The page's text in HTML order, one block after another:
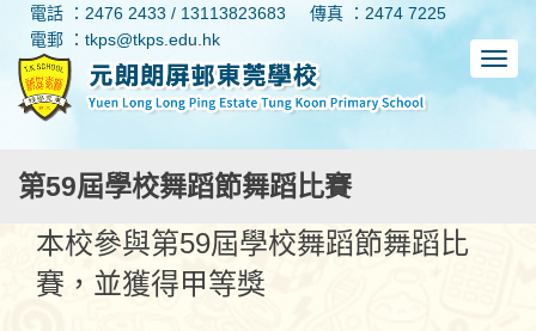
電話 ：2476 2433 / 13113823683
傳真 ：2474 7225
電郵 ：tkps@tkps.edu.hk
第59屆學校舞蹈節舞蹈比賽
本校參與第59屆學校舞蹈節舞蹈比
賽，並獲得甲等獎